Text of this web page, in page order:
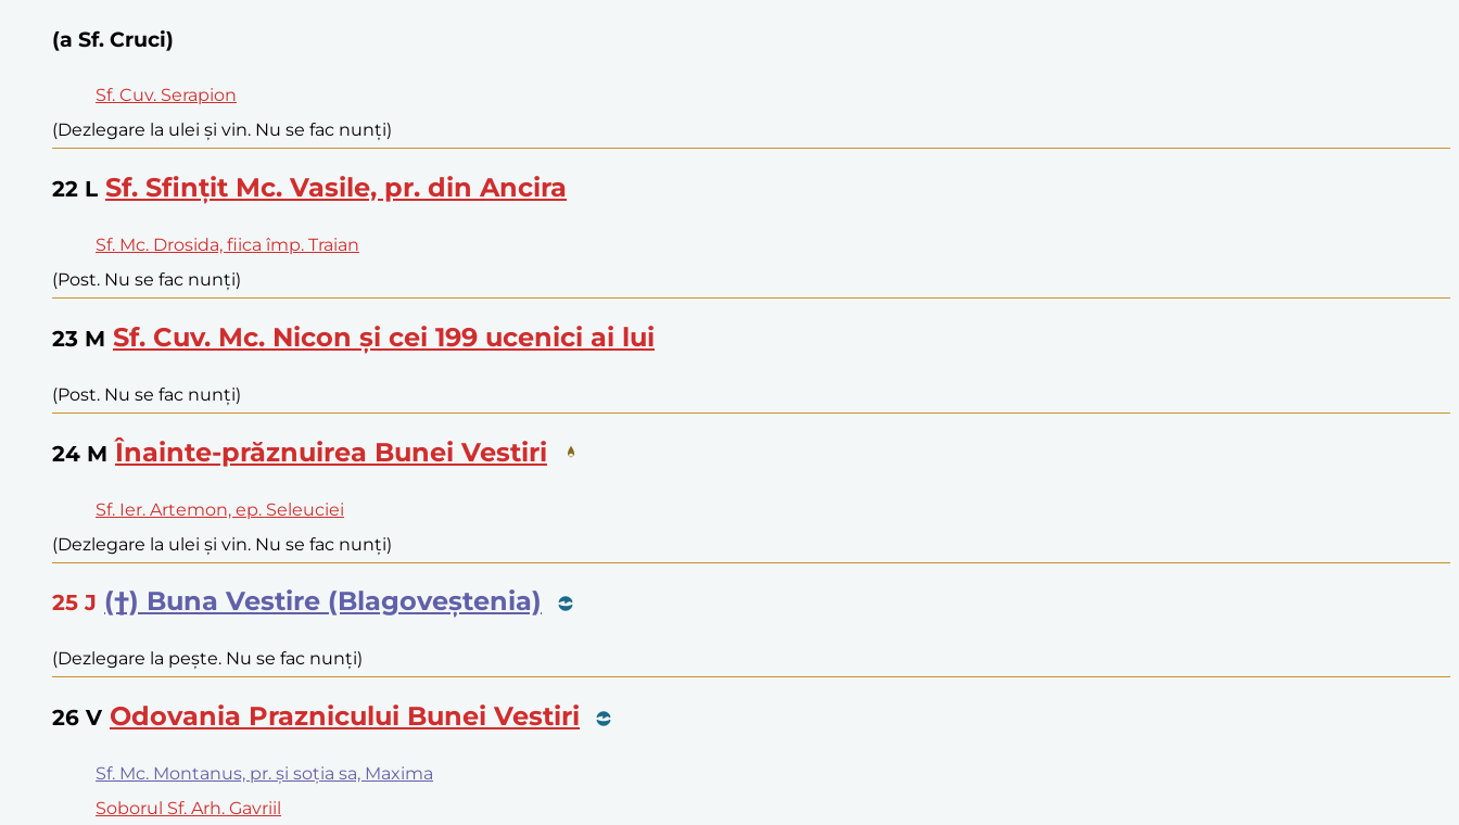
(a Sf. Cruci)
Sf. Cuv. Serapion
(Dezlegare la ulei și vin. Nu se fac nunți)
22 L Sf. Sfințit Mc. Vasile, pr. din Ancira
Sf. Mc. Drosida, fiica împ. Traian
(Post. Nu se fac nunți)
23 M Sf. Cuv. Mc. Nicon și cei 199 ucenici ai lui
(Post. Nu se fac nunți)
24 M Înainte-prăznuirea Bunei Vestiri
Sf. Ier. Artemon, ep. Seleuciei
(Dezlegare la ulei și vin. Nu se fac nunți)
25 J (†) Buna Vestire (Blagoveștenia)
(Dezlegare la pește. Nu se fac nunți)
26 V Odovania Praznicului Bunei Vestiri
Sf. Mc. Montanus, pr. și soția sa, Maxima
Soborul Sf. Arh. Gavriil